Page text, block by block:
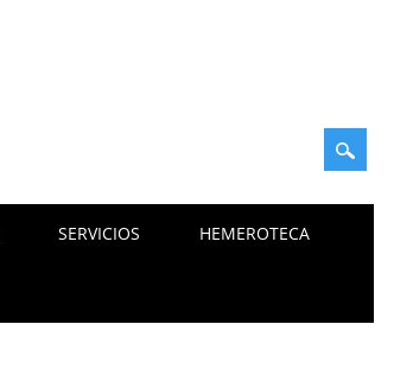
SERVICIOS HEMEROTECA